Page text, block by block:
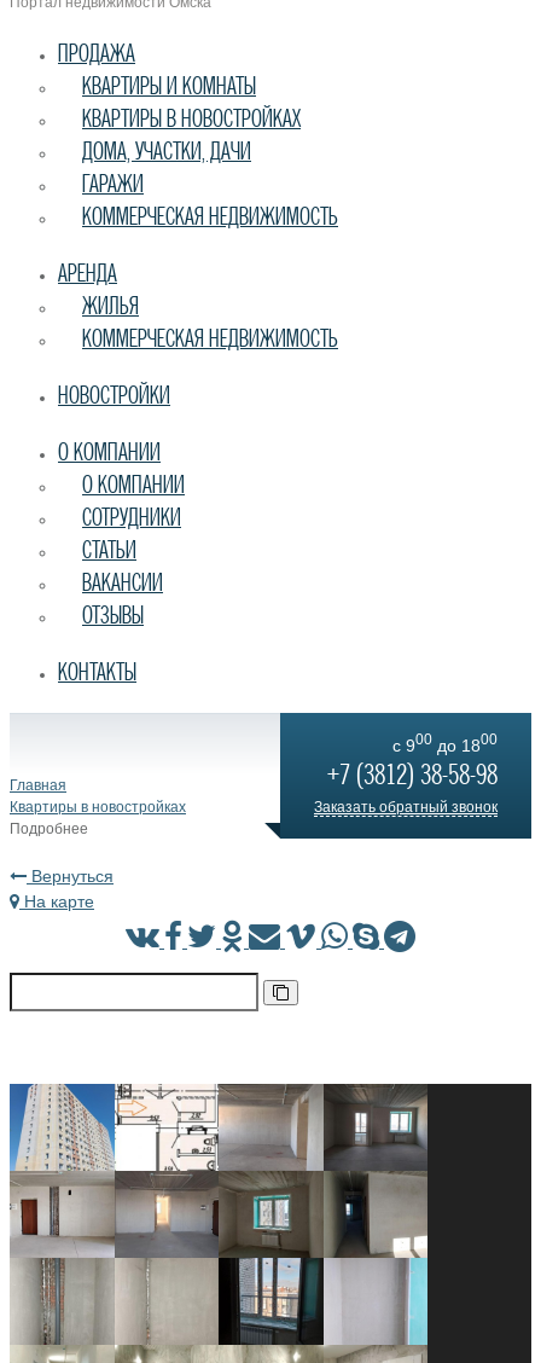
ПРОДАЖА
КВАРТИРЫ И КОМНАТЫ
КВАРТИРЫ В НОВОСТРОЙКАХ
ДОМА, УЧАСТКИ, ДАЧИ
ГАРАЖИ
КОММЕРЧЕСКАЯ НЕДВИЖИМОСТЬ
АРЕНДА
ЖИЛЬЯ
КОММЕРЧЕСКАЯ НЕДВИЖИМОСТЬ
НОВОСТРОЙКИ
О КОМПАНИИ
О КОМПАНИИ
СОТРУДНИКИ
СТАТЬИ
ВАКАНСИИ
ОТЗЫВЫ
КОНТАКТЫ
c 900 до 1800
+7 (3812) 38-58-98
Заказать обратный звонок
Главная
Квартиры в новостройках
Подробнее
Вернуться
На карте